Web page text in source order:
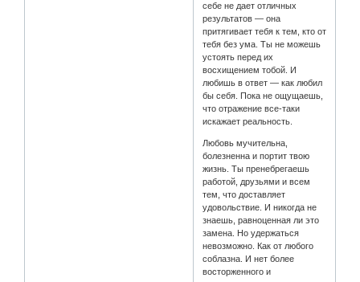
себе не дает отличных
результатов — она
притягивает тебя к тем, кто от
тебя без ума. Ты не можешь
устоять перед их
восхищением тобой. И
любишь в ответ — как любил
бы себя. Пока не ощущаешь,
что отражение все-таки
искажает реальность.
Любовь мучительна,
болезненна и портит твою
жизнь. Ты пренебрегаешь
работой, друзьями и всем
тем, что доставляет
удовольствие. И никогда не
знаешь, равноценная ли это
замена. Но удержаться
невозможно. Как от любого
соблазна. И нет более
восторженного и